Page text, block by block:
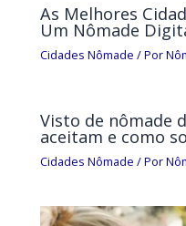
As Melhores
Um Nômade
Cidades Nômade / Por
Visto de nômade
aceitam e como
Cidades Nômade / Por